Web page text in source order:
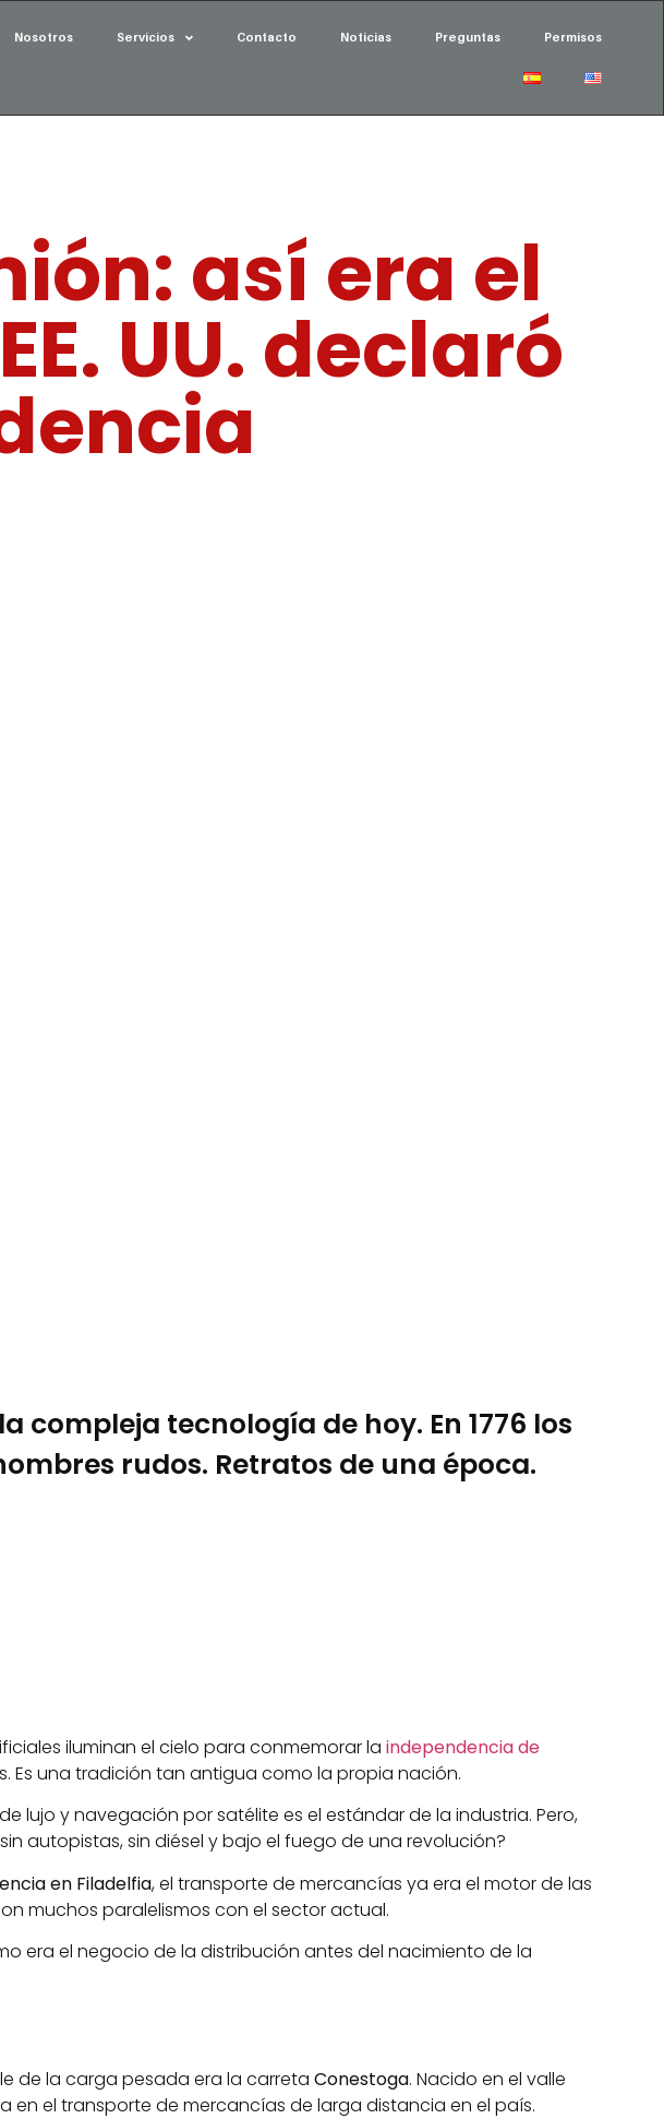
Nosotros Servicios Contacto Noticias Preguntas Permisos
así era el
UU. declaró
tecnología de hoy. En 1776 los
rudos. Retratos de una época.
iluminan el cielo para conmemorar la independencia de
Es una tradición tan antigua como la propia nación.
lujo y navegación por satélite es el estándar de la industria. Pero,
autopistas, sin diésel y bajo el fuego de una revolución?
en Filadelfia, el transporte de mercancías ya era el motor de las
muchos paralelismos con el sector actual.
era el negocio de la distribución antes del nacimiento de la
de la carga pesada era la carreta Conestoga. Nacido en el valle
en el transporte de mercancías de larga distancia en el país.